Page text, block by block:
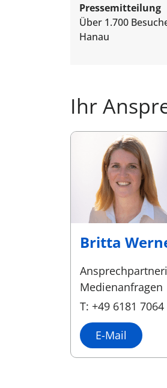
Pressemitteilung
Über 1.700
Hanau
Ihr
Britta
Medienanfragen
T: +49 6181 7064
E-Mail